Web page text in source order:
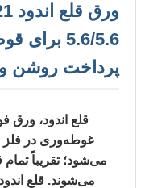
5.6/5.6 برای
پرداخت روشن و
قلع اندود، ورق
غوطه‌وری در فلز
می‌شود؛ تقریباً تمام قلع
می‌شوند. قلع اندود